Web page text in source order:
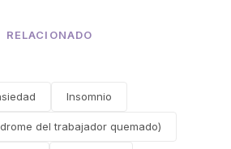
RELACIONADO
Insomnio
del trabajador quemado)